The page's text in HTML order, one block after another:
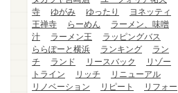
寺
ゆがみ ゆったり
ヨネッティ
王禅寺
らーめん
ラーメン、味噌
汁
ラーメン王
ラッピングバス
ららぽーと横浜
ランキング
ラン
チ
ランド リースバック
リゾー
トライン
リッチ
リニューアル
リノベーション
リピート
リフォー